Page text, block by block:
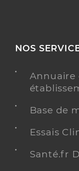
NOS
Annuaire
Base de
Essais
Santé.fr